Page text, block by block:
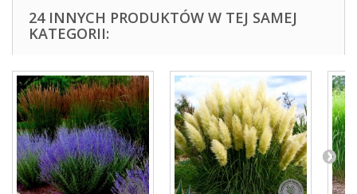
24 INNYCH PRODUKTÓW W TEJ SAMEJ
KATEGORII: